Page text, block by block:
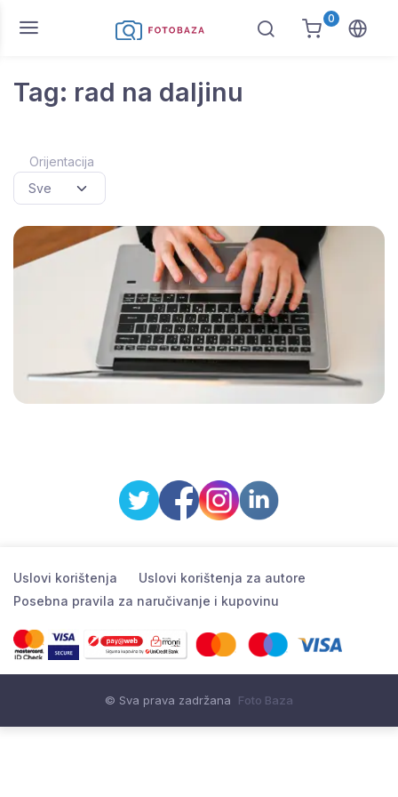
0
Tag: rad na daljinu
Orijentacija
Uslovi korištenja
Uslovi korištenja za autore
Posebna pravila za naručivanje i kupovinu
© Sva prava zadržana Foto Baza